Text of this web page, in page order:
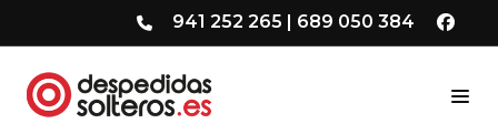
941 252 265 | 689 050 384